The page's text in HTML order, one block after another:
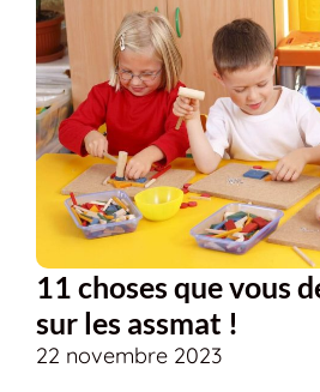
11 choses que vous
sur les assmat !
22 novembre 2023